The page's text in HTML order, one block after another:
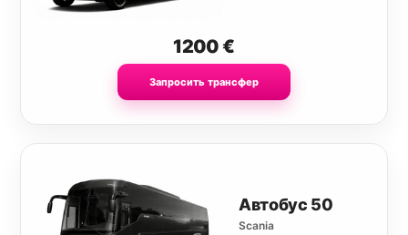
1200€
Запросить трансфер
Автобус 50
Scania